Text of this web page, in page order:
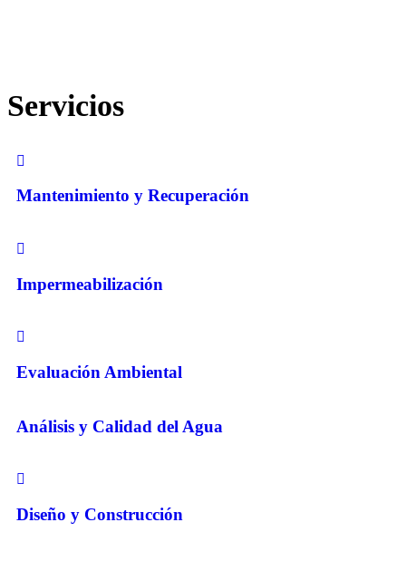
Servicios
Mantenimiento y Recuperación
Impermeabilización
Evaluación Ambiental
Análisis y Calidad del Agua
Diseño y Construcción